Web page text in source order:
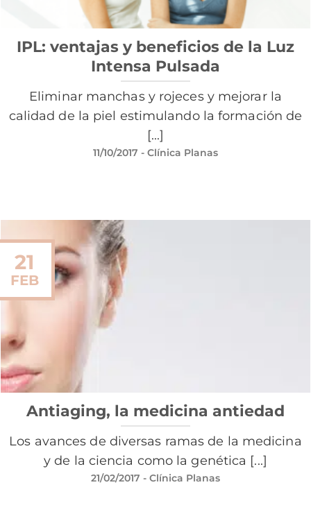
IPL: ventajas y beneficios de la Luz
Intensa Pulsada
Eliminar manchas y rojeces y mejorar la
calidad de la piel estimulando la formación de
[...]
11/10/2017 - Clínica Planas
Antiaging, la medicina antiedad
Los avances de diversas ramas de la medicina
y de la ciencia como la genética [...]
21/02/2017 - Clínica Planas
21
FEB